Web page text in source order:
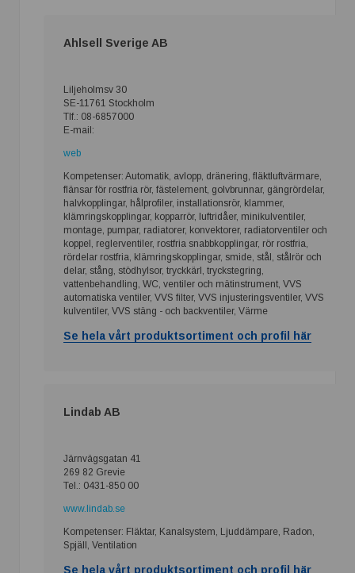
Ahlsell Sverige AB
Liljeholmsv 30
SE-11761 Stockholm
Tlf.: 08-6857000
E-mail:
web
Kompetenser: Automatik, avlopp, dränering, fläktluftvärmare,
flänsar för rostfria rör, fästelement, golvbrunnar, gängrördelar,
halvkopplingar, hålprofiler, installationsrör, klammer,
klämringskopplingar, kopparrör, luftridåer, minikulventiler,
montage, pumpar, radiatorer, konvektorer, radiatorventiler och
koppel, reglerventiler, rostfria snabbkopplingar, rör rostfria,
rördelar rostfria, klämringskopplingar, smide, stål, stålrör och
delar, stång, stödhylsor, tryckkärl, tryckstegring,
vattenbehandling, WC, ventiler och mätinstrument, VVS
automatiska ventiler, VVS filter, VVS injusteringsventiler, VVS
kulventiler, VVS stäng - och backventiler, Värme
Se hela vårt produktsortiment och profil här
Lindab AB
Järnvägsgatan 41
269 82 Grevie
Tel.: 0431-850 00
www.lindab.se
Kompetenser: Fläktar, Kanalsystem, Ljuddämpare, Radon,
Spjäll, Ventilation
Se hela vårt produktsortiment och profil här